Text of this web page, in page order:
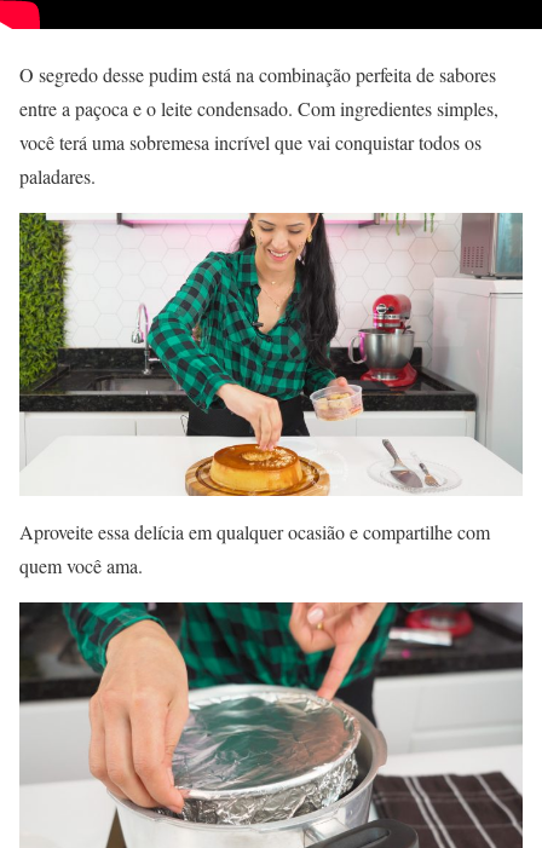
O segredo desse pudim está na combinação perfeita de sabores
entre a paçoca e o leite condensado. Com ingredientes simples,
você terá uma sobremesa incrível que vai conquistar todos os
paladares.
Aproveite essa delícia em qualquer ocasião e compartilhe com
quem você ama.